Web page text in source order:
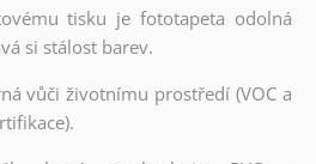
tisku je fototapeta odolná
si stálost barev.
vůči životnímu prostředí (VOC a